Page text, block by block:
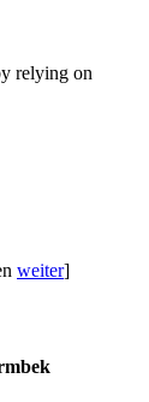
relying on
weiter]